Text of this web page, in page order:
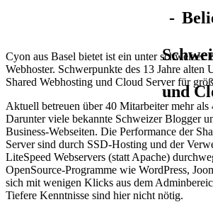
und
Cyon aus Basel bietet ist ein unter schweizer
Webhoster. Schwerpunkte des 13 Jahre alten
Shared Webhosting und Cloud Server für
Aktuell betreuen über 40 Mitarbeiter mehr als
Darunter viele bekannte Schweizer Blogger
Business-Webseiten. Die Performance der
Server sind durch SSD-Hosting und der
LiteSpeed Webservers (statt Apache)
OpenSource-Programme wie WordPress,
sich mit wenigen Klicks aus dem
Tiefere Kenntnisse sind hier nicht nötig.